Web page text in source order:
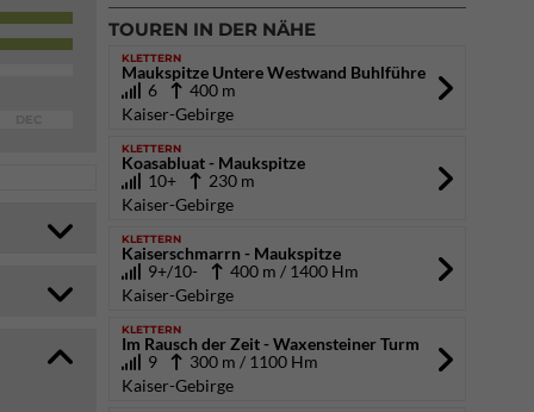
TOUREN IN DER NÄHE
KLETTERN
Maukspitze Untere Westwand Buhlführe
6
400 m
Kaiser-Gebirge
KLETTERN
Koasabluat - Maukspitze
10+
230 m
Kaiser-Gebirge
KLETTERN
Kaiserschmarrn - Maukspitze
9+/10-
400 m / 1400 Hm
Kaiser-Gebirge
KLETTERN
Im Rausch der Zeit - Waxensteiner Turm
9
300 m / 1100 Hm
Kaiser-Gebirge